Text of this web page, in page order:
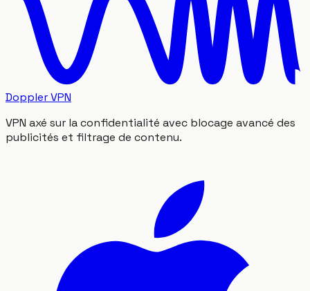
Doppler VPN
VPN axé sur la confidentialité avec blocage avancé des
publicités et filtrage de contenu.